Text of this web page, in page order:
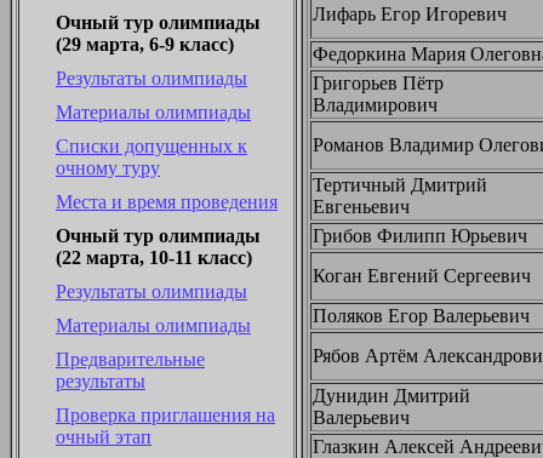
Очный тур олимпиады
(29 марта, 6-9 класс)
Результаты олимпиады
Материалы олимпиады
Списки допущенных к
очному туру
Места и время проведения
Очный тур олимпиады
(22 марта, 10-11 класс)
Результаты олимпиады
Материалы олимпиады
Предварительные
результаты
Проверка приглашения на
очный этап
Лифарь Егор Игоревич
Федоркина Мария
Григорьев Пётр
Владимирович
Романов Владимир
Тертичный Дмитрий
Евгеньевич
Грибов Филипп Юрьевич
Коган Евгений Сергеевич
Поляков Егор Валерьевич
Рябов Артём
Дунидин Дмитрий
Валерьевич
Глазкин Алексей